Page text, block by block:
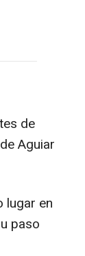
de
Aguiar
lugar en
paso